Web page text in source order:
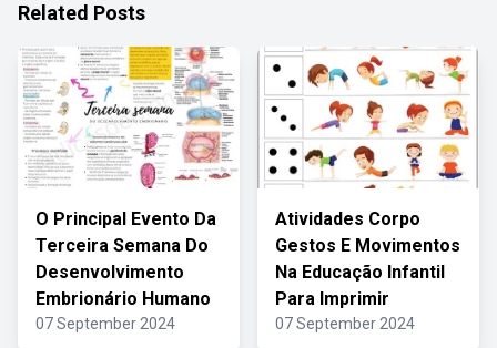
Related Posts
O Principal Evento Da
Terceira Semana Do
Desenvolvimento
Embrionário Humano
07 September 2024
Atividades Corpo
Gestos E Movimentos
Na Educação Infantil
Para Imprimir
07 September 2024